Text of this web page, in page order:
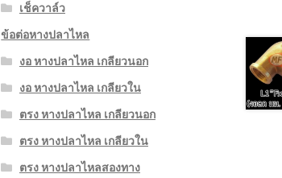
เช็ควาล์ว
ข้อต่อหางปลาไหล
งอ หางปลาไหล เกลียวนอก
งอ หางปลาไหล เกลียวใน
ตรง หางปลาไหล เกลียวนอก
ตรง หางปลาไหล เกลียวใน
ตรง หางปลาไหลสองทาง